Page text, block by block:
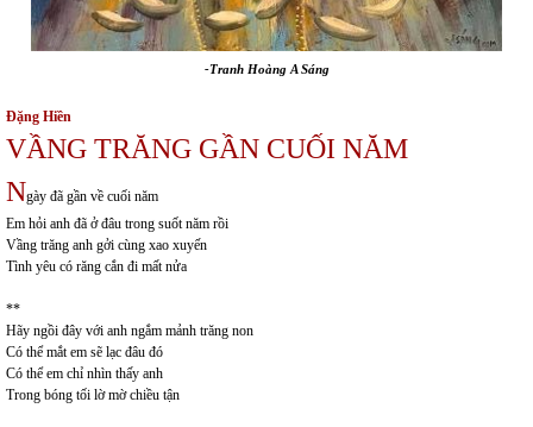
-Tranh Hoàng A Sáng
Đặng Hiền
VẦNG TRĂNG GẦN CUỐI NĂM
Ngày đã gần về cuối năm
Em hỏi anh đã ở đâu trong suốt năm rồi
Vầng trăng anh gởi cùng xao xuyến
Tình yêu có răng cắn đi mất nửa
**
Hãy ngồi đây với anh ngắm mảnh trăng non
Có thể mắt em sẽ lạc đâu đó
Có thể em chỉ nhìn thấy anh
Trong bóng tối lờ mờ chiều tận